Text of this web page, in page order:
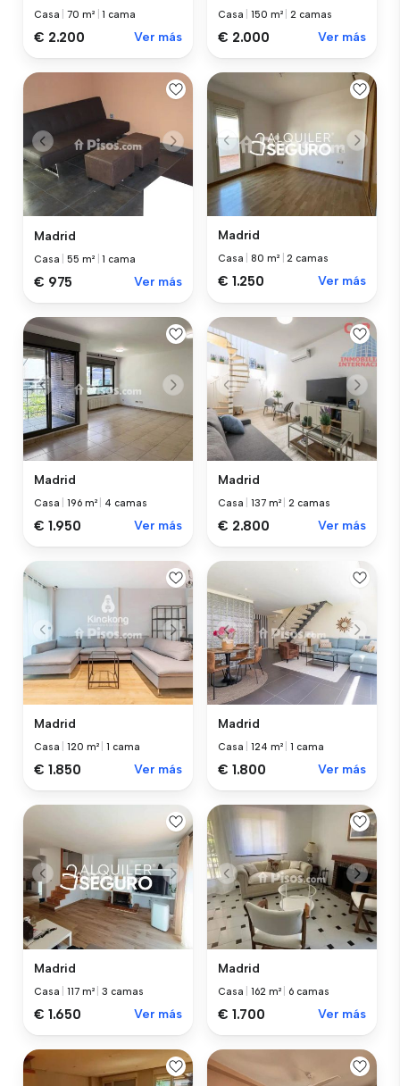
Casa |70 m² |1 cama
€ 2.200 Ver más
Casa |150 m² |2 camas
€ 2.000 Ver más
Madrid
Casa |55 m² |1 cama
€ 975 Ver más
Madrid
Casa |80 m² |2 camas
€ 1.250 Ver más
Madrid
Casa |196 m² 4 camas
€ 1.950 Ver más
Madrid
Casa |137 m² |2 camas
€ 2.800 Ver más
Madrid
Casa |120 m² |1 cama
€ 1.850 Ver más
Madrid
Casa |124 m² |1 cama
€ 1.800 Ver más
Madrid
Casa |117 m² |3 camas
€ 1.650 Ver más
Madrid
Casa |162 m² 6 camas
€ 1.700 Ver más